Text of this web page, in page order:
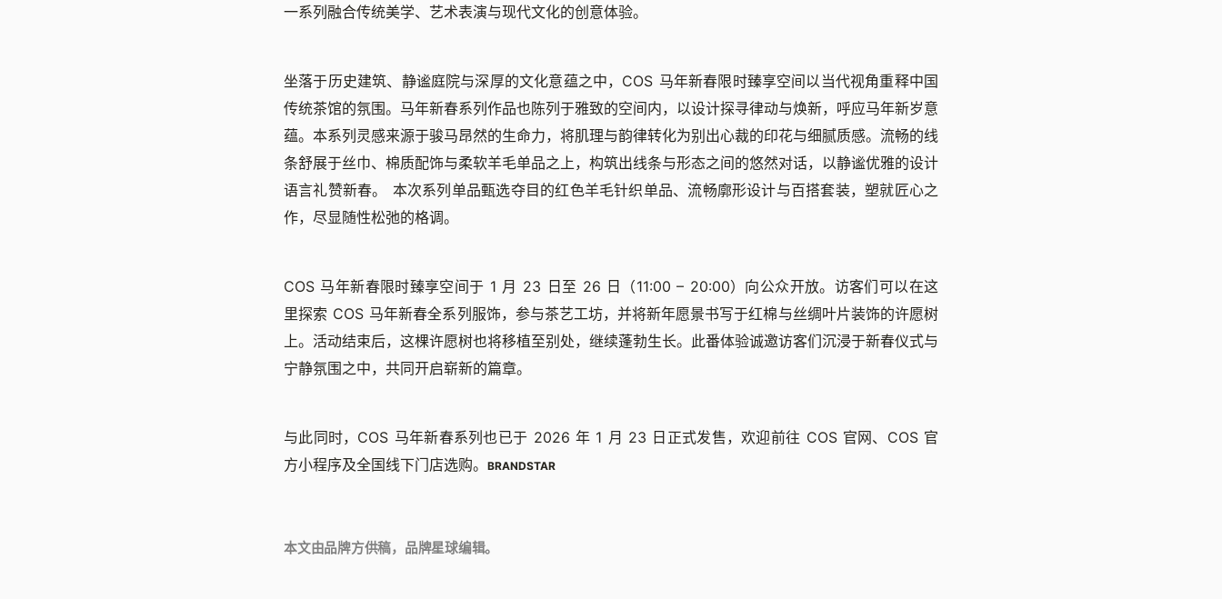
一系列融合传统美学、艺术表演与现代文化的创意体验。
坐落于历史建筑、静谧庭院与深厚的文化意蕴之中，COS 马年新春限时臻享空间以当代视角重释中国
传统茶馆的氛围。马年新春系列作品也陈列于雅致的空间内，以设计探寻律动与焕新，呼应马年新岁意
蕴。本系列灵感来源于骏马昂然的生命力，将肌理与韵律转化为别出心裁的印花与细腻质感。流畅的线
条舒展于丝巾、棉质配饰与柔软羊毛单品之上，构筑出线条与形态之间的悠然对话，以静谧优雅的设计
语言礼赞新春。 本次系列单品甄选夺目的红色羊毛针织单品、流畅廓形设计与百搭套装，塑就匠心之
作，尽显随性松弛的格调。
COS 马年新春限时臻享空间于 1 月 23 日至 26 日（11:00 – 20:00）向公众开放。访客们可以在这
里探索 COS 马年新春全系列服饰，参与茶艺工坊，并将新年愿景书写于红棉与丝绸叶片装饰的许愿树
上。活动结束后，这棵许愿树也将移植至别处，继续蓬勃生长。此番体验诚邀访客们沉浸于新春仪式与
宁静氛围之中，共同开启崭新的篇章。
与此同时，COS 马年新春系列也已于 2026 年 1 月 23 日正式发售，欢迎前往 COS 官网、COS 官
方小程序及全国线下门店选购。
BRANDSTAR
本文由品牌方供稿，品牌星球编辑。